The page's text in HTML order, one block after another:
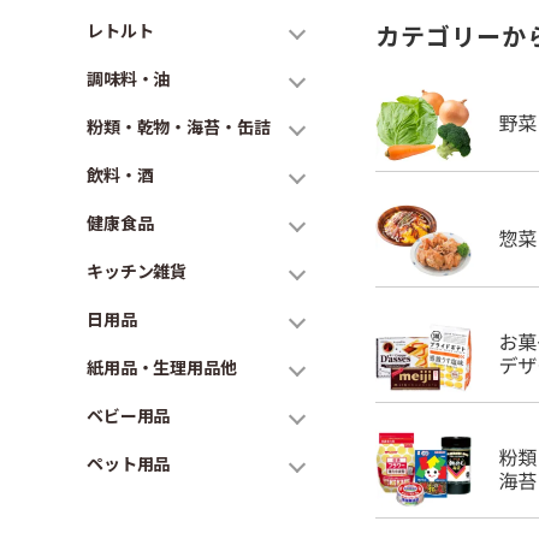
レトルト
調味料・油
粉類・乾物・海苔・缶詰
飲料・酒
健康食品
キッチン雑貨
日用品
紙用品・生理用品他
ベビー用品
ペット用品
カテゴリーか